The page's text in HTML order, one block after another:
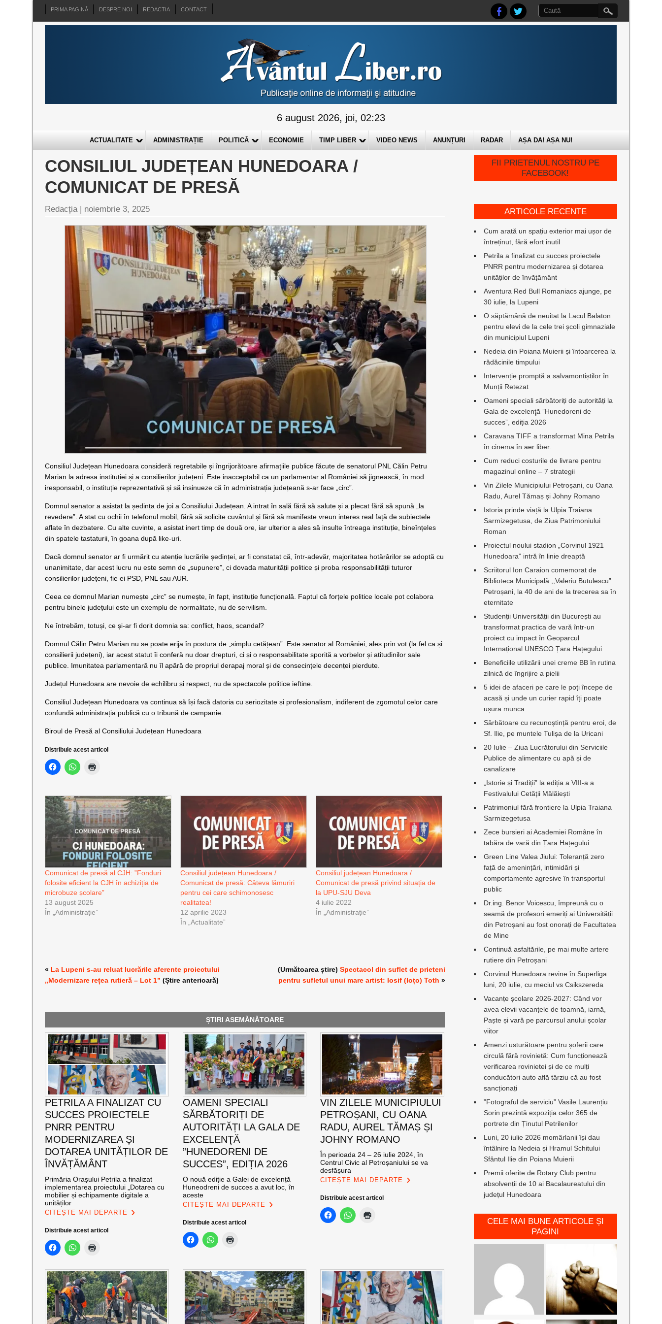
PRIMA PAGINĂ DESPRE NOI REDACTIA CONTACT
6 august 2026, joi, 02:23
ACTUALITATE ADMINISTRAȚIE POLITICĂ ECONOMIE TIMP LIBER VIDEO NEWS ANUNȚURI RADAR AȘA DA! AȘA NU!
CONSILIUL JUDEȚEAN HUNEDOARA /
COMUNICAT DE PRESĂ
Redacția | noiembrie 3, 2025
Consiliul Județean Hunedoara consideră regretabile și îngrijorătoare afirmațiile publice făcute de senatorul PNL Călin Petru
Marian la adresa instituției și a consilierilor județeni. Este inacceptabil ca un parlamentar al României să jignească, în mod
iresponsabil, o instituție reprezentativă și să insinueze că în administrația județeană s-ar face „circ”.
Domnul senator a asistat la ședința de joi a Consiliului Județean. A intrat în sală fără să salute și a plecat fără să spună „la
revedere”. A stat cu ochii în telefonul mobil, fără să solicite cuvântul și fără să manifeste vreun interes real față de subiectele
aflate în dezbatere. Cu alte cuvinte, a asistat inert timp de două ore, iar ulterior a ales să insulte întreaga instituție, bineînțeles
din spatele tastaturii, în goana după like-uri.
Dacă domnul senator ar fi urmărit cu atenție lucrările ședinței, ar fi constatat că, într-adevăr, majoritatea hotărârilor se adoptă cu
unanimitate, dar acest lucru nu este semn de „supunere”, ci dovada maturității politice și proba responsabilității tuturor
consilierilor județeni, fie ei PSD, PNL sau AUR.
Ceea ce domnul Marian numește „circ” se numește, în fapt, instituție funcțională. Faptul că forțele politice locale pot colabora
pentru binele județului este un exemplu de normalitate, nu de servilism.
Ne întrebăm, totuși, ce și-ar fi dorit domnia sa: conflict, haos, scandal?
Domnul Călin Petru Marian nu se poate erija în postura de „simplu cetățean”. Este senator al României, ales prin vot (la fel ca și
consilierii județeni), iar acest statut îi conferă nu doar drepturi, ci și o responsabilitate sporită a vorbelor și atitudinilor sale
publice. Imunitatea parlamentară nu îl apără de propriul derapaj moral și de consecințele decenței pierdute.
Județul Hunedoara are nevoie de echilibru și respect, nu de spectacole politice ieftine.
Consiliul Județean Hunedoara va continua să își facă datoria cu seriozitate și profesionalism, indiferent de zgomotul celor care
confundă administrația publică cu o tribună de campanie.
Biroul de Presă al Consiliului Județean Hunedoara
Distribuie acest articol
Comunicat de presă al CJH: ”Fonduri
folosite eficient la CJH în achiziția de
microbuze școlare”
13 august 2025
În „Administrație”
Consiliul județean Hunedoara /
Comunicat de presă: Câteva lămuriri
pentru cei care schimonosesc
realitatea!
12 aprilie 2023
În „Actualitate”
Consiliul județean Hunedoara /
Comunicat de presă privind situația de
la UPU-SJU Deva
4 iulie 2022
În „Administrație”
« La Lupeni s-au reluat lucrările aferente proiectului
„Modernizare rețea rutieră – Lot 1” (Știre anterioară)
(Următoarea știre)Spectacol din suflet de prieteni
pentru sufletul unui mare artist: Iosif (Ioțo) Toth »
ȘTIRI ASEMĂNĂTOARE
PETRILA A FINALIZAT CU
SUCCES PROIECTELE
PNRR PENTRU
MODERNIZAREA ȘI
DOTAREA UNITĂȚILOR DE
ÎNVĂȚĂMÂNT
Primăria Orașului Petrila a finalizat
implementarea proiectului „Dotarea cu
mobilier și echipamente digitale a
unităților
CITEȘTE MAI DEPARTE
Distribuie acest articol
OAMENI SPECIALI
SĂRBĂTORIȚI DE
AUTORITĂȚI LA GALA DE
EXCELENŢĂ
”HUNEDORENI DE
SUCCES”, EDIȚIA 2026
O nouă ediție a Galei de excelență
Huneodreni de succes a avut loc, în
aceste
CITEȘTE MAI DEPARTE
Distribuie acest articol
VIN ZILELE MUNICIPIULUI
PETROȘANI, CU OANA
RADU, AUREL TĂMAȘ ȘI
JOHNY ROMANO
În perioada 24 – 26 iulie 2024, în
Centrul Civic al Petroșaniului se va
desfășura
CITEȘTE MAI DEPARTE
Distribuie acest articol
FII PRIETENUL NOSTRU PE
FACEBOOK!
ARTICOLE RECENTE
Cum arată un spațiu exterior mai ușor de
întreținut, fără efort inutil
Petrila a finalizat cu succes proiectele
PNRR pentru modernizarea și dotarea
unităților de învățământ
Aventura Red Bull Romaniacs ajunge, pe
30 iulie, la Lupeni
O săptămână de neuitat la Lacul Balaton
pentru elevi de la cele trei școli gimnaziale
din municipiul Lupeni
Nedeia din Poiana Muierii și întoarcerea la
rădăcinile timpului
Intervenție promptă a salvamontiștilor în
Munții Retezat
Oameni speciali sărbătoriți de autorități la
Gala de excelenţă ”Hunedoreni de
succes”, ediția 2026
Caravana TIFF a transformat Mina Petrila
în cinema în aer liber.
Cum reduci costurile de livrare pentru
magazinul online – 7 strategii
Vin Zilele Municipiului Petroșani, cu Oana
Radu, Aurel Tămaș și Johny Romano
Istoria prinde viață la Ulpia Traiana
Sarmizegetusa, de Ziua Patrimoniului
Roman
Proiectul noului stadion „Corvinul 1921
Hunedoara” intră în linie dreaptă
Scriitorul Ion Caraion comemorat de
Biblioteca Municipală ,,Valeriu Butulescu”
Petroșani, la 40 de ani de la trecerea sa în
eternitate
Studenții Universității din București au
transformat practica de vară într-un
proiect cu impact în Geoparcul
Internațional UNESCO Țara Hațegului
Beneficiile utilizării unei creme BB în rutina
zilnică de îngrijire a pielii
5 idei de afaceri pe care le poți începe de
acasă și unde un curier rapid îți poate
ușura munca
Sărbătoare cu recunoștință pentru eroi, de
Sf. Ilie, pe muntele Tulișa de la Uricani
20 Iulie – Ziua Lucrătorului din Serviciile
Publice de alimentare cu apă și de
canalizare
„Istorie și Tradiții” la ediția a VIII-a a
Festivalului Cetății Mălăiești
Patrimoniul fără frontiere la Ulpia Traiana
Sarmizegetusa
Zece bursieri ai Academiei Române în
tabăra de vară din Țara Hațegului
Green Line Valea Jiului: Toleranță zero
față de amenințări, intimidări și
comportamente agresive în transportul
public
Dr.ing. Benor Voicescu, împreună cu o
seamă de profesori emeriți ai Universității
din Petroșani au fost onorați de Facultatea
de Mine
Continuă asfaltările, pe mai multe artere
rutiere din Petroșani
Corvinul Hunedoara revine în Superliga
luni, 20 iulie, cu meciul vs Csikszereda
Vacanțe școlare 2026-2027: Când vor
avea elevii vacanțele de toamnă, iarnă,
Paște și vară pe parcursul anului școlar
viitor
Amenzi usturătoare pentru șoferii care
circulă fără rovinietă: Cum funcționează
verificarea rovinietei și de ce mulți
conducători auto află târziu că au fost
sancționați
”Fotograful de serviciu” Vasile Laurențiu
Sorin prezintă expoziția celor 365 de
portrete din Ținutul Petrilenilor
Luni, 20 iulie 2026 momârlanii își dau
întâlnire la Nedeia și Hramul Schitului
Sfântul Ilie din Poiana Muierii
Premii oferite de Rotary Club pentru
absolvenții de 10 ai Bacalaureatului din
județul Hunedoara
CELE MAI BUNE ARTICOLE ȘI
PAGINI